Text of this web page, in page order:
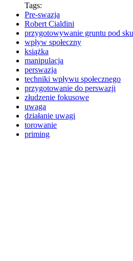
Tags:
Pre-swazja
Robert Cialdini
przygotowywanie gruntu pod
wpływ społeczny
książka
manipulacja
perswazja
techniki wpływu społecznego
przygotowanie do perswazji
złudzenie fokusowe
uwaga
działanie uwagi
torowanie
priming